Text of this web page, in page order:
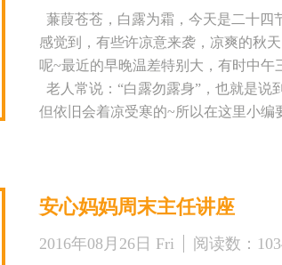
店 地 址：桃园南路29号锦园小区会
路、2路、251路、 公交站名：锦园
蒹葭苍苍，白露为霜，今天是二十四
感觉到，有些许凉意来袭，凉爽的秋
呢~最近的早晚温差特别大，有时中
老人常说：“白露勿露身”，也就是说
但依旧会着凉受寒的~所以在这里小
妈们本周六和小编在友谊路店约起来
养 活动地点：西安市安心妈妈月子中
安心妈妈周末主任讲座
2016年08月26日 Fri 阅读数：